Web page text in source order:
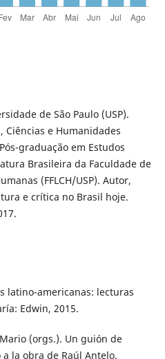
de São Paulo (USP).
Ciências e Humanidades
graduação em Estudos
Brasileira da Faculdade de
(FFLCH/USP). Autor,
e crítica no Brasil hoje.
latino-americanas: lecturas
Edwin, 2015.
Mario (orgs.). Un guión de
la obra de Raúl Antelo.